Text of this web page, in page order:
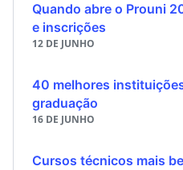
Quando abre o Prouni
e inscrições
12 DE JUNHO
40 melhores
graduação
16 DE JUNHO
Cursos técnicos mais